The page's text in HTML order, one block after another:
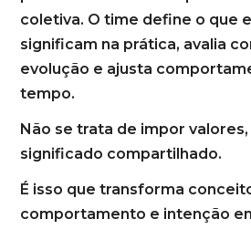
coletiva. O time define o que
significam na prática, avalia
evolução e ajusta
tempo.
Não se trata de impor
significado compartilhado.
É isso que transforma
comportamento e intenção